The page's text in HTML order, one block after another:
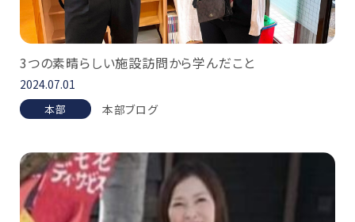
3つの素晴らしい施設訪問から学んだこと
2024.07.01
本部 本部ブログ